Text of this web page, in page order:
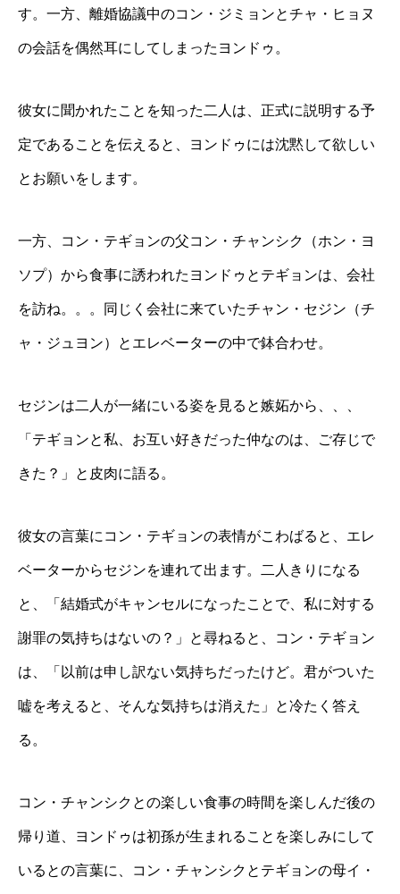
す。一方、離婚協議中のコン・ジミョンとチャ・ヒョヌ
の会話を偶然耳にしてしまったヨンドゥ。
彼女に聞かれたことを知った二人は、正式に説明する予
定であることを伝えると、ヨンドゥには沈黙して欲しい
とお願いをします。
一方、コン・テギョンの父コン・チャンシク（ホン・ヨ
ソプ）から食事に誘われたヨンドゥとテギョンは、会社
を訪ね。。。同じく会社に来ていたチャン・セジン（チ
ャ・ジュヨン）とエレベーターの中で鉢合わせ。
セジンは二人が一緒にいる姿を見ると嫉妬から、、、
「テギョンと私、お互い好きだった仲なのは、ご存じで
きた？」と皮肉に語る。
彼女の言葉にコン・テギョンの表情がこわばると、エレ
ベーターからセジンを連れて出ます。二人きりになる
と、「結婚式がキャンセルになったことで、私に対する
謝罪の気持ちはないの？」と尋ねると、コン・テギョン
は、「以前は申し訳ない気持ちだったけど。君がついた
嘘を考えると、そんな気持ちは消えた」と冷たく答え
る。
コン・チャンシクとの楽しい食事の時間を楽しんだ後の
帰り道、ヨンドゥは初孫が生まれることを楽しみにして
いるとの言葉に、コン・チャンシクとテギョンの母イ・